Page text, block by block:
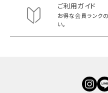
ご利用ガイド
お得な会員ランク
い。